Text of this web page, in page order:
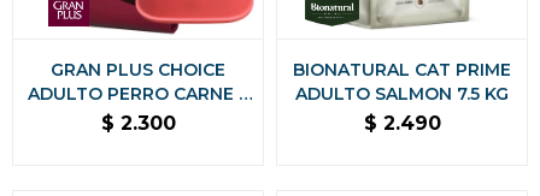
GRAN PLUS CHOICE
ADULTO PERRO CARNE Y
POLLO 20 KG NUTRICION
$ 2.300
BIONATURAL CAT PRIME
ADULTO SALMON 7.5 KG
$ 2.490